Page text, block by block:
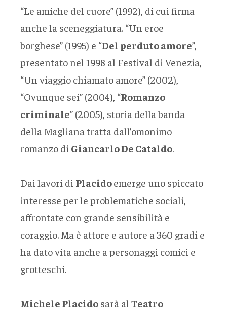
“Le amiche del cuore” (1992), di cui firma
anche la sceneggiatura. “Un eroe
borghese” (1995) e “Del perduto amore”,
presentato nel 1998 al Festival di Venezia,
“Un viaggio chiamato amore” (2002),
“Ovunque sei” (2004), “Romanzo
criminale” (2005), storia della banda
della Magliana tratta dall’omonimo
romanzo di Giancarlo De Cataldo.
Dai lavori di Placidoemerge uno spiccato
interesse per le problematiche sociali,
affrontate con grande sensibilità e
coraggio. Ma è attore e autore a 360 gradi e
ha dato vita anche a personaggi comici e
grotteschi.
Michele Placido sarà al Teatro